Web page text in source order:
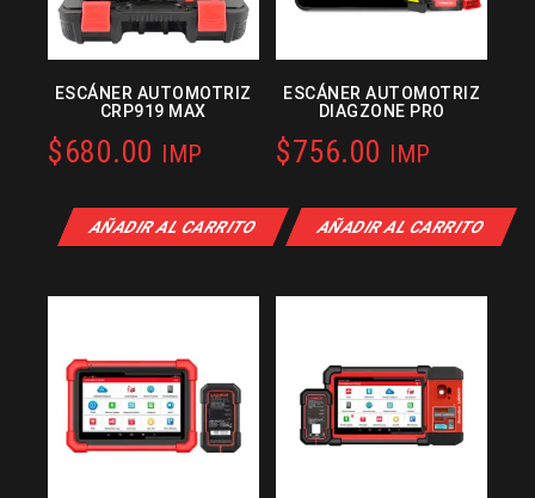
ESCÁNER AUTOMOTRIZ
CRP919 MAX
$680.00 IMP
AÑADIR AL CARRITO
ESCÁNER AUTOMOTRIZ
DIAGZONE PRO
$756.00 IMP
AÑADIR AL CARRITO